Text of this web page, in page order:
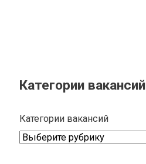
Категории вакансий
Категории вакансий